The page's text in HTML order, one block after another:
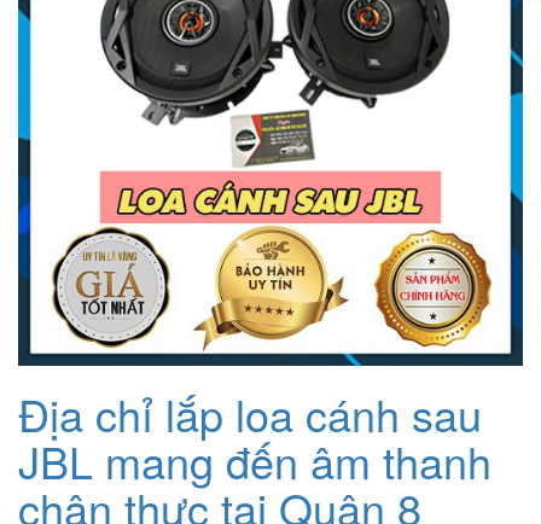
Địa chỉ lắp loa cánh sau
JBL mang đến âm thanh
chân thực tại Quận 8